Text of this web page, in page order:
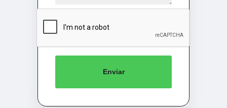
Enviar